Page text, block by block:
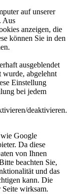
auf unserer
Aus
anzeigen, die
können Sie in den
ausgeblendet
wurde, abgelehnt
Einstellung
bei jedem
deaktivieren.
Google
Da diese
von Ihnen
beachten Sie,
und das
kann. Die
wirksam.